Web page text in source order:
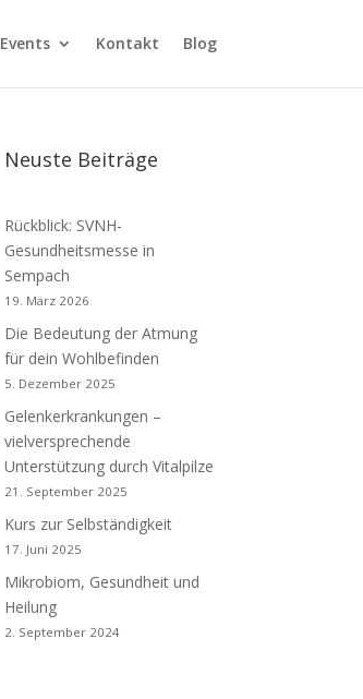
Events Kontakt Blog
Neuste Beiträge
Rückblick: SVNH-
Gesundheitsmesse in
Sempach
19. März 2026
Die Bedeutung der Atmung
für dein Wohlbefinden
5. Dezember 2025
Gelenkerkrankungen –
vielversprechende
Unterstützung durch Vitalpilze
21. September 2025
Kurs zur Selbständigkeit
17. Juni 2025
Mikrobiom, Gesundheit und
Heilung
2. September 2024